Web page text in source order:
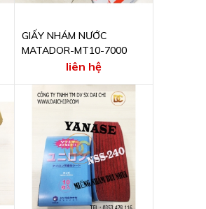
GIẤY NHÁM NƯỚC
MATADOR-MT10-7000
liên hệ